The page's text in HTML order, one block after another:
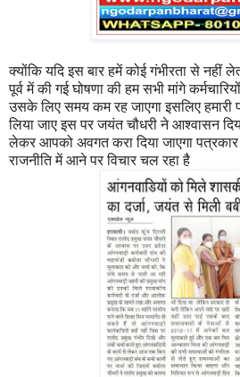
क्योंकि यदि इस बार हमें कोई गंभीरता से नहीं
पूर्व में की गई घोषणा की हम सभी मांगे
उसके लिए समय कम रह जाएगा इसलिए हमारी
लिया जाए इस पर जयंत चौधरी ने आश्वासन
लेकर आपको अवगत करा दिया जाएगा पत्रकार
राजनीति में आने पर विचार चल रहा है